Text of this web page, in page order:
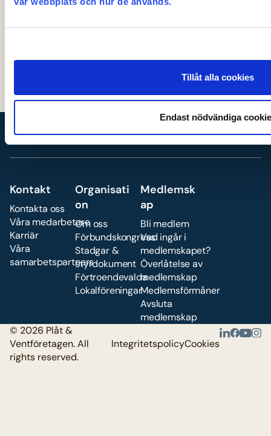
Tillåt alla cookies
Endast nödvändiga
Tjänstemannaavtalet.
Kontakt
Kontakta oss
Våra medarbetare
Karriär
Våra
samarbetspartners
Organisati
on
Om oss
Förbundskongress
Stadgar &
styrdokument
Förtroendevalda
Lokalföreningar
Medlemsk
ap
Bli medlem
Vad ingår i
medlemskapet?
Överlåtelse av
medlemskap
Medlemsförmåner
Avsluta
medlemskap
© 2026 Plåt &
Ventföretagen. All
rights reserved.
IntegritetspolicyCookies